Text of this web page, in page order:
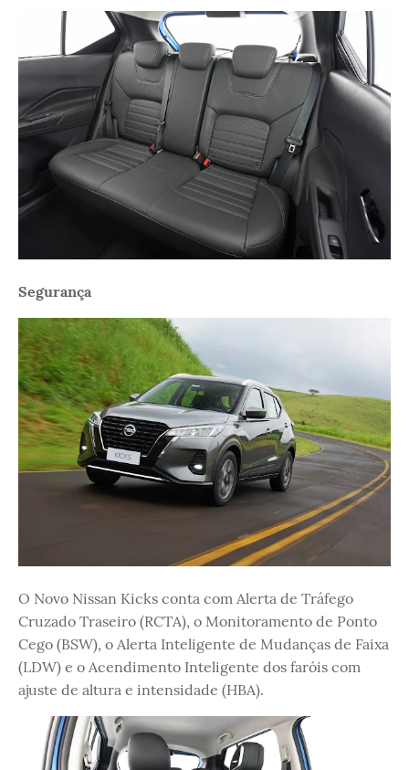
Segurança
O Novo Nissan Kicks conta com Alerta de Tráfego
Cruzado Traseiro (RCTA), o Monitoramento de Ponto
Cego (BSW), o Alerta Inteligente de Mudanças de Faixa
(LDW) e o Acendimento Inteligente dos faróis com
ajuste de altura e intensidade (HBA).